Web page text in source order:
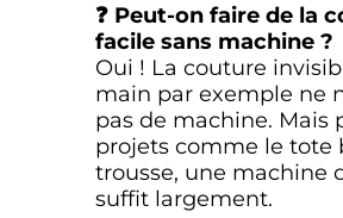
❓ Peut-on faire de la
facile sans machine ?
Oui ! La couture
main par exemple ne
pas de machine. Mais
projets comme le tote
trousse, une machine
suffit largement.